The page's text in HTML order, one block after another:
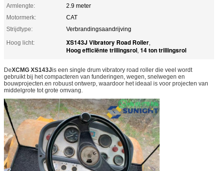
Armlengte:
2.9 meter
Motormerk:
CAT
Strijdtype:
Verbrandingsaandrijving
Hoog licht:
XS143J Vibratory Road Roller,
Hoog efficiënte trillingsrol, 14 ton trillingsrol
DeXCMG XS143Jis een single drum vibratory road roller die veel wordt
gebruikt bij het compacteren van funderingen, wegen, snelwegen en
bouwprojecten.en robuust ontwerp, waardoor het ideaal is voor projecten van
middelgrote tot grote omvang.